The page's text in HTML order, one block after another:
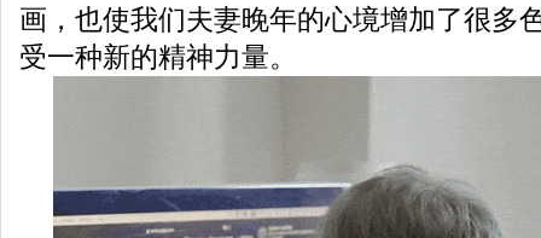
画，也使我们夫妻晚年的心境增加了很多
受一种新的精神力量。